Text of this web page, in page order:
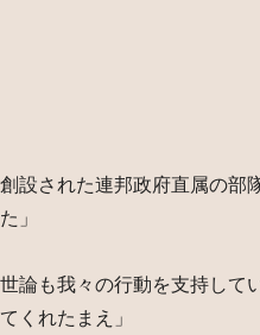
設された連邦政府直属の部
」
論も我々の行動を支持して
くれたまえ」